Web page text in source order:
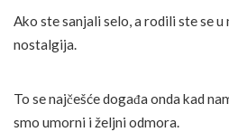
Ako ste sanjali selo, a rodili ste se u
nostalgija.
To se najčešće događa onda kad
smo umorni i željni odmora.